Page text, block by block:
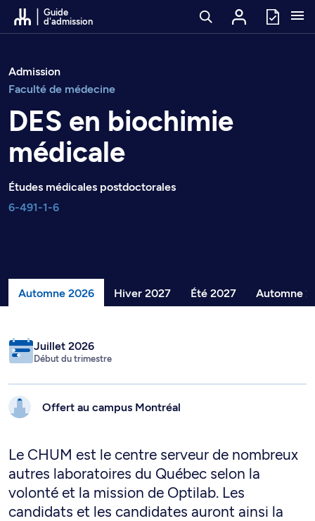
Passer au contenu
Guide
d'admission
Admission
Faculté de médecine
DES en biochimie
médicale
Études médicales postdoctorales
6-491-1-6
Automne 2026 Hiver 2027 Été 2027 Automne
Juillet 2026
Début du trimestre
Offert au campus Montréal
Le CHUM est le centre serveur de nombreux
autres laboratoires du Québec selon la
volonté et la mission de Optilab. Les
candidats et les candidates auront ainsi la